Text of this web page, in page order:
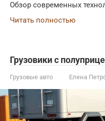
Обзор современных
Читать полностью
Грузовики с
Грузовые авто Елена